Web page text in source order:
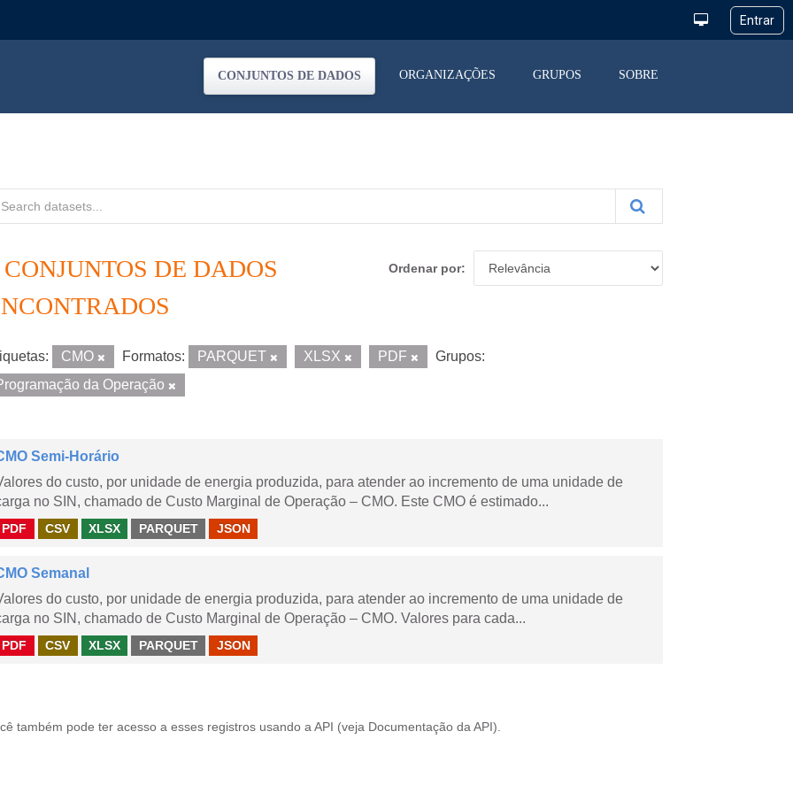
CONJUNTOS DE DADOS ORGANIZAÇÕES GRUPOS SOBRE
Ordenar por
CONJUNTOS DE DADOS
CMO Formatos: PARQUET XLSX PDF
Grupos:
da Operação
Semi-Horário
do custo, por unidade de energia produzida, para atender ao incremento de uma unidade de
no SIN, chamado de Custo Marginal de Operação – CMO. Este CMO é estimado...
PDF CSV XLSX PARQUET JSON
Semanal
do custo, por unidade de energia produzida, para atender ao incremento de uma unidade de
no SIN, chamado de Custo Marginal de Operação – CMO. Valores para cada...
PDF CSV XLSX PARQUET JSON
também pode ter acesso a esses registros usando a API (veja Documentação da API ).